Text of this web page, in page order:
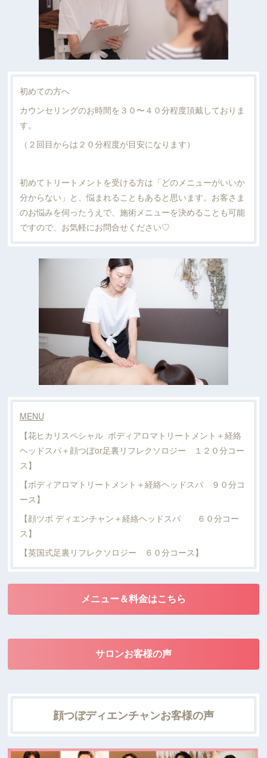
初めての方へ
カウンセリングのお時間を３０〜４０分程度頂戴しておりま
す。
（２回目からは２０分程度が目安になります）
初めてトリートメントを受ける方は「どのメニューがいいか
分からない」と、悩まれることもあると思います。お客さま
のお悩みを伺ったうえで、施術メニューを決めることも可能
ですので、お気軽にお問合せください♡
MENU
【花ヒカリスペシャル ボディアロマトリートメント＋経絡
ヘッドスパ＋顔つぼor足裏リフレクソロジー １２０分コー
ス】
【ボディアロマトリートメント＋経絡ヘッドスパ ９０分コ
ース】
【顔ツボ ディエンチャン＋経絡ヘッドスパ ６０分コー
ス】
【英国式足裏リフレクソロジー ６０分コース】
メニュー＆料金はこちら
サロンお客様の声
顔つぼディエンチャンお客様の声